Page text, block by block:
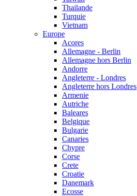
Thailande
Turquie
Vietnam
Europe
Acores
Allemagne - Berlin
Allemagne hors Berlin
Andorre
Angleterre - Londres
Angleterre hors Londres
Armenie
Autriche
Baleares
Belgique
Bulgarie
Canaries
Chypre
Corse
Crete
Croatie
Danemark
Ecosse